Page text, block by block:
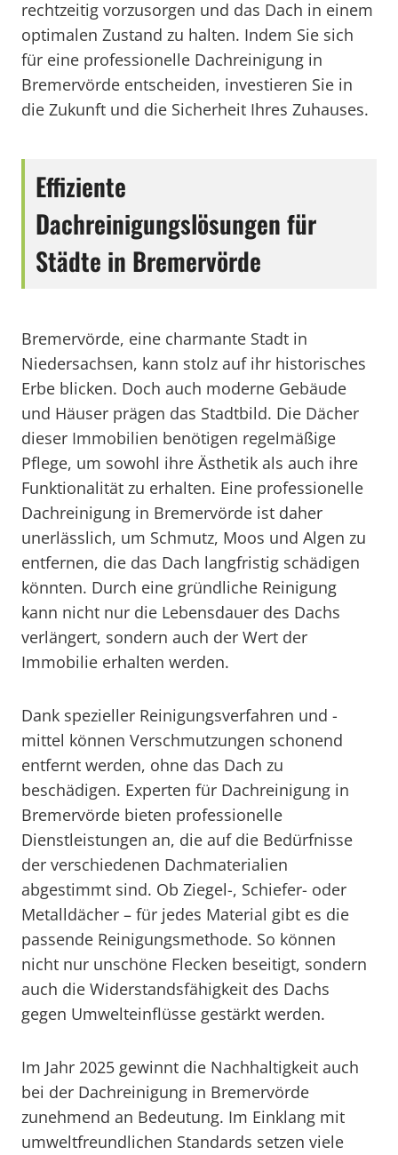
rechtzeitig vorzusorgen und das Dach in einem
optimalen Zustand zu halten. Indem Sie sich
für eine professionelle Dachreinigung in
Bremervörde entscheiden, investieren Sie in
die Zukunft und die Sicherheit Ihres Zuhauses.
Effiziente
Dachreinigungslösungen für
Städte in Bremervörde
Bremervörde, eine charmante Stadt in
Niedersachsen, kann stolz auf ihr historisches
Erbe blicken. Doch auch moderne Gebäude
und Häuser prägen das Stadtbild. Die Dächer
dieser Immobilien benötigen regelmäßige
Pflege, um sowohl ihre Ästhetik als auch ihre
Funktionalität zu erhalten. Eine professionelle
Dachreinigung in Bremervörde ist daher
unerlässlich, um Schmutz, Moos und Algen zu
entfernen, die das Dach langfristig schädigen
könnten. Durch eine gründliche Reinigung
kann nicht nur die Lebensdauer des Dachs
verlängert, sondern auch der Wert der
Immobilie erhalten werden.
Dank spezieller Reinigungsverfahren und -
mittel können Verschmutzungen schonend
entfernt werden, ohne das Dach zu
beschädigen. Experten für Dachreinigung in
Bremervörde bieten professionelle
Dienstleistungen an, die auf die Bedürfnisse
der verschiedenen Dachmaterialien
abgestimmt sind. Ob Ziegel-, Schiefer- oder
Metalldächer – für jedes Material gibt es die
passende Reinigungsmethode. So können
nicht nur unschöne Flecken beseitigt, sondern
auch die Widerstandsfähigkeit des Dachs
gegen Umwelteinflüsse gestärkt werden.
Im Jahr 2025 gewinnt die Nachhaltigkeit auch
bei der Dachreinigung in Bremervörde
zunehmend an Bedeutung. Im Einklang mit
umweltfreundlichen Standards setzen viele